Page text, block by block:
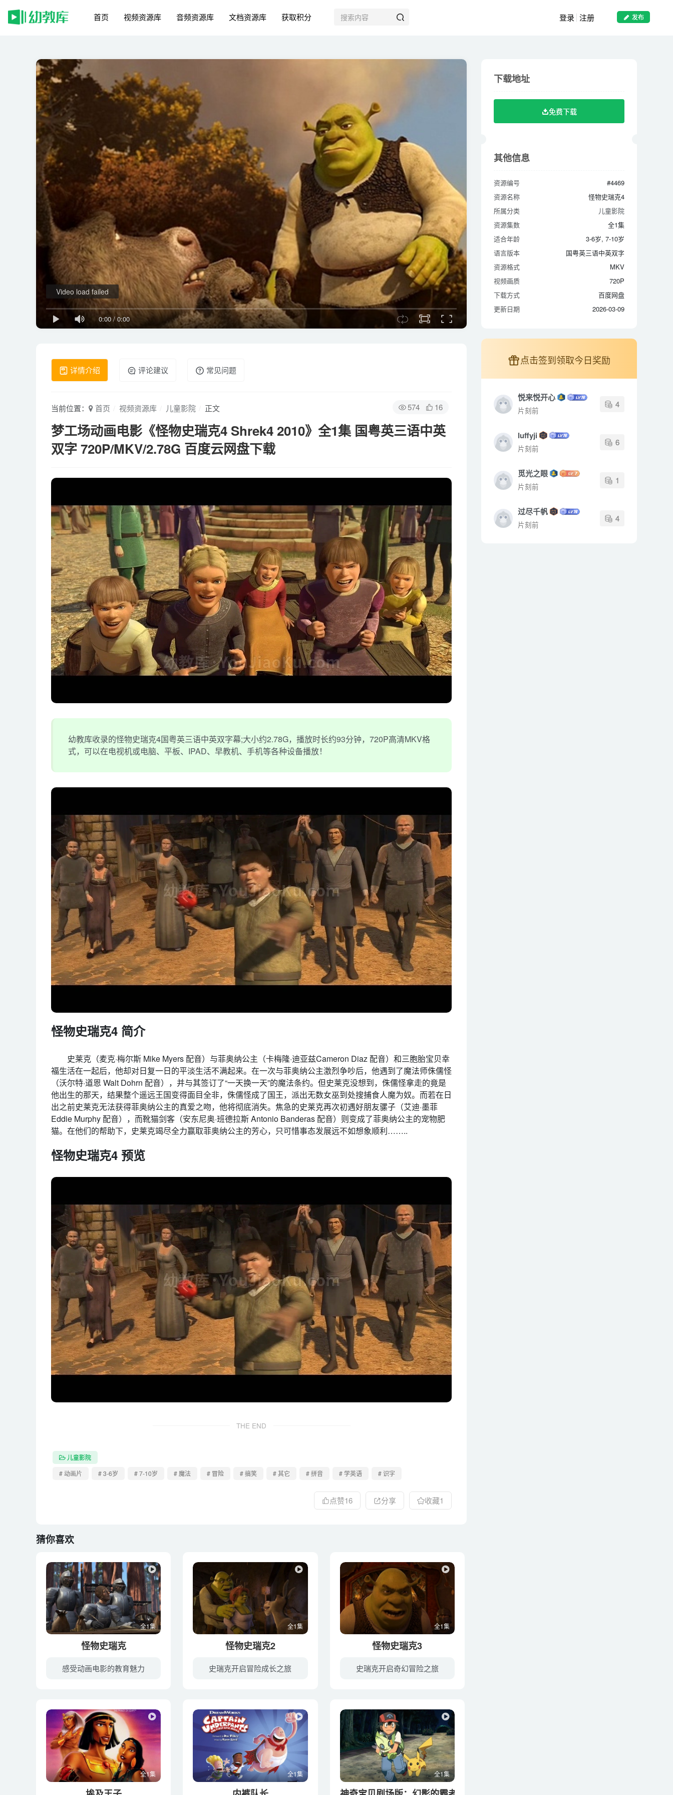
首页 视频资源库 音频资源库 文档资源库 获取积分 发布
登录 注册
0:00 / 0:00
Video load failed
详情介绍 评论建议 常见问题
574 16
当前位置： 首页 视频资源库 儿童影院 正文
梦工场动画电影《怪物史瑞克4 Shrek4 2010》全1集 国粤英三语中英
双字 720P/MKV/2.78G 百度云网盘下载
幼教库收录的怪物史瑞克4国粤英三语中英双字幕;大小约2.78G，播放时长约93分钟，720P高清MKV格
式，可以在电视机或电脑、平板、IPAD、早教机、手机等各种设备播放！
怪物史瑞克4 简介
史莱克（麦克·梅尔斯 Mike Myers 配音）与菲奥纳公主（卡梅隆·迪亚兹Cameron Diaz 配音）和三胞胎宝贝幸
福生活在一起后，他却对日复一日的平淡生活不满起来。在一次与菲奥纳公主激烈争吵后，他遇到了魔法师侏儒怪
（沃尔特·道恩 Walt Dohrn 配音），并与其签订了“一天换一天”的魔法条约。但史莱克没想到，侏儒怪拿走的竟是
他出生的那天，结果整个遥远王国变得面目全非，侏儒怪成了国王，派出无数女巫到处搜捕食人魔为奴。而若在日
出之前史莱克无法获得菲奥纳公主的真爱之吻，他将彻底消失。焦急的史莱克再次初遇好朋友骡子（艾迪·墨菲
Eddie Murphy 配音），而靴猫剑客（安东尼奥·班德拉斯 Antonio Banderas 配音）则变成了菲奥纳公主的宠物肥
猫。在他们的帮助下，史莱克竭尽全力赢取菲奥纳公主的芳心，只可惜事态发展远不如想象顺利……..
怪物史瑞克4 预览
THE END
儿童影院
# 动画片
# 3-6岁 # 7-10岁 # 魔法 # 冒险 # 搞笑 # 其它 # 拼音 # 学英语 # 识字
点赞16 分享 收藏1
猜你喜欢
全1集
怪物史瑞克
感受动画电影的教育魅力
全1集
怪物史瑞克2
史瑞克开启冒险成长之旅
全1集
怪物史瑞克3
史瑞克开启奇幻冒险之旅
全1集 全1集 全1集
免费下载
资源名称
怪物史瑞克4
所属分类
儿童影院
资源集数
全1集
适合年龄
3-6岁, 7-10岁
语言版本
国粤英三语中英双字
资源格式
MKV
视频画质
720P
下载方式
百度网盘
更新日期
2026-03-09
下载地址
免费下载
其他信息
资源编号
#4469
资源名称
怪物史瑞克4
所属分类
儿童影院
资源集数
全1集
适合年龄
3-6岁, 7-10岁
语言版本
国粤英三语中英双字
资源格式
MKV
视频画质
720P
下载方式
百度网盘
更新日期
2026-03-09
点击签到领取今日奖励
悦来悦开心
片刻前
4
luffyji
片刻前
6
觅光之眼
片刻前
1
过尽千帆
片刻前
4